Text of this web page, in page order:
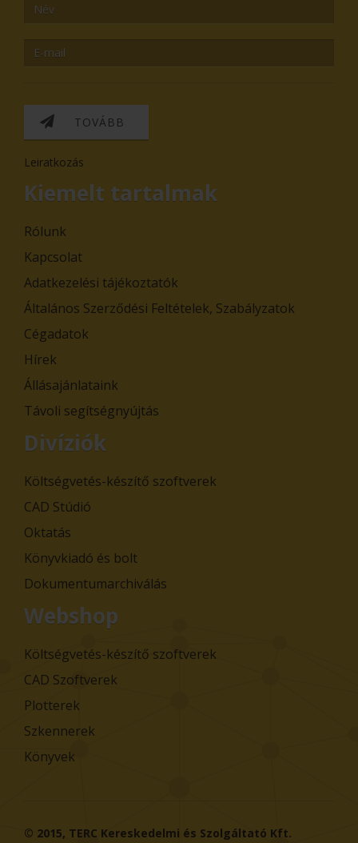
TOVÁBB
Leiratkozás
Kiemelt tartalmak
Rólunk
Kapcsolat
Adatkezelési tájékoztatók
Általános Szerződési Feltételek, Szabályzatok
Cégadatok
Hírek
Állásajánlataink
Távoli segítségnyújtás
Divíziók
Költségvetés-készítő szoftverek
CAD Stúdió
Oktatás
Könyvkiadó és bolt
Dokumentumarchiválás
Webshop
Költségvetés-készítő szoftverek
CAD Szoftverek
Plotterek
Szkennerek
Könyvek
© 2015, TERC Kereskedelmi és Szolgáltató Kft.